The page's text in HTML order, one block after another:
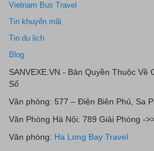
Vietnam Bus Travel
Tin khuyến mãi
Tin du lịch
Blog
SANVEXE.VN - Bản Quyền Thuộc Về
Số
Văn phòng: 577 – Điện Biên Phủ, Sa
Văn Phòng Hà Nội: 789 Giải Phòng -
Văn phòng: Ha Long Bay Travel